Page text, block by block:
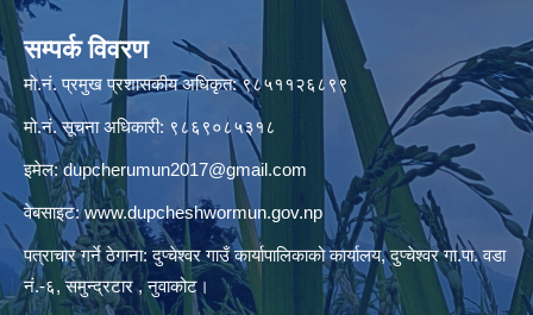
सम्पर्क विवरण
मो.नं. प्रमुख प्रशासकीय अधिकृत: ९८५११२६८९९
मो.नं. सूचना अधिकारी: ९८६९०८५३१८
इमेल:dupcherumun2017@gmail.com
वेबसाइट:www.dupcheshwormun.gov.np
पत्राचार गर्ने ठेगाना: दुप्चेश्वर गाउँ कार्यापालिकाको कार्यालय, दुप्चेश्वर गा.पा. वडा
नं.-६, समुन्द्रटार , नुवाकोट।